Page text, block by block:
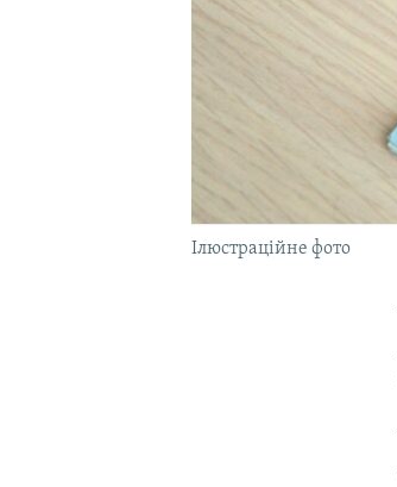
Ілюстраційне фото